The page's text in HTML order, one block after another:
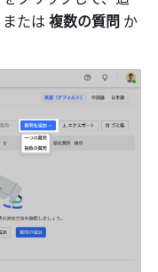
または 複数の質問 か